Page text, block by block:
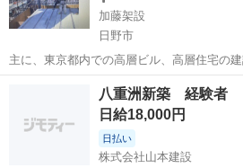
加藤架設
日野市
主に、東京都内での高層ビル、高層住宅の
内容は、足場組立、PC建方、鉄骨建方にな
番目立つ仕事になります。 ・未経験歓迎 ・
給 ・道具支給 ・資格援助あ...
鳶職 夜間
八重洲新築 経験者
日給18,000円
日払い
株式会社山本建設